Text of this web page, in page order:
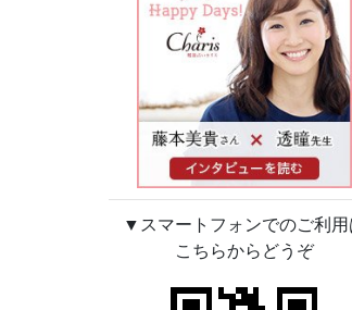
▼スマートフォンでのご利用
こちらからどうぞ